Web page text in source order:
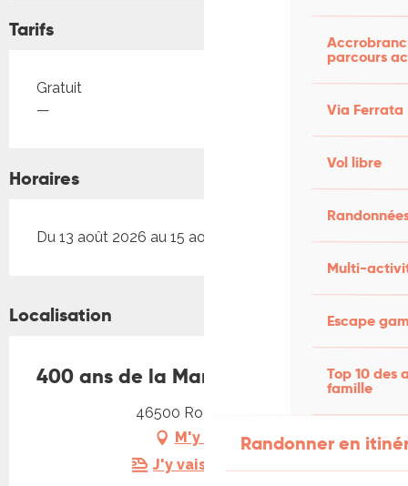
parcours
Via Ferrata
Vol libre
Multi-
Escape
Top 10 des
famille
Randonner en
Tarifs
Tarifs 2026
Gratuit
—
Horaires
Du 13 août 2026 au 15 août 2026
Localisation
400 ans de la Marine Nationale
46500 Rocamadour
M'y rendre
J'y vais en train !